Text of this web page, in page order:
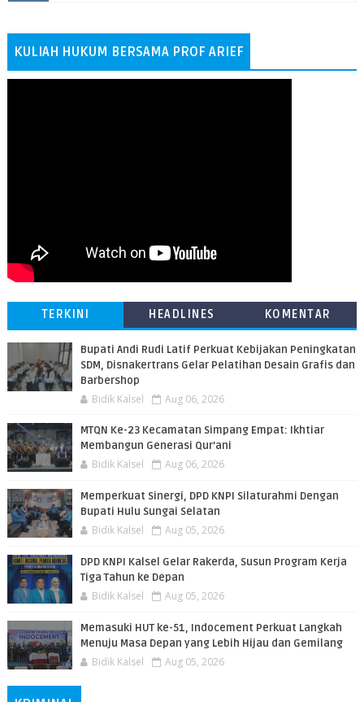
KULIAH HUKUM BERSAMA PROF ARIEF
TERKINI HEADLINES KOMENTAR
Bupati Andi Rudi Latif Perkuat Kebijakan Peningkatan
SDM, Disnakertrans Gelar Pelatihan Desain Grafis dan
Barbershop
Bidik Kalsel Aug 06, 2026
MTQN Ke-23 Kecamatan Simpang Empat: Ikhtiar
Membangun Generasi Qur’ani
Bidik Kalsel Aug 06, 2026
Memperkuat Sinergi, DPD KNPI Silaturahmi Dengan
Bupati Hulu Sungai Selatan
Bidik Kalsel Aug 05, 2026
DPD KNPI Kalsel Gelar Rakerda, Susun Program Kerja
Tiga Tahun ke Depan
Bidik Kalsel Aug 05, 2026
Memasuki HUT ke-51, Indocement Perkuat Langkah
Menuju Masa Depan yang Lebih Hijau dan Gemilang
Bidik Kalsel Aug 05, 2026